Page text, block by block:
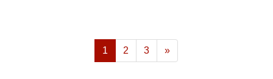
1 2 3
»
Næste